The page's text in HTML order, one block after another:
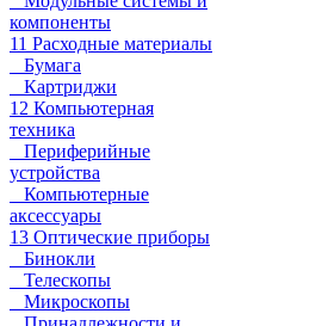
компоненты
11 Расходные материалы
Бумага
Картриджи
12 Компьютерная
техника
Периферийные
устройства
Компьютерные
аксессуары
13 Оптические приборы
Бинокли
Телескопы
Микроскопы